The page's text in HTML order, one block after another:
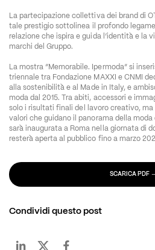
La partecipazione collettiva dei brand di
tale prestigio sottolinea il profondo
relazione che ispira e guida l’identità e la
marchi del Gruppo.
La mostra “Memorabile. Ipermoda” si
triennale tra Fondazione MAXXI e CNMI
alla sostenibilità e al Made in Italy, e
moda dal 2015. Tra abiti, accessori e
solo i risultati finali del lavoro creativo,
valori che guidano il panorama della
sarà inaugurata a Roma nella giornata di
resterà aperta al pubblico fino a marzo
SCARICA PDF
Condividi questo post